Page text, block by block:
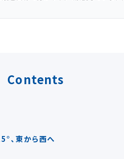
Contents
、東から西へ